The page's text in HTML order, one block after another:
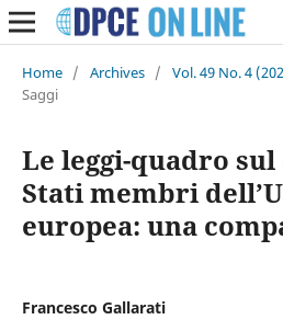
Home / Archives / Vol. 49 No. 4
Saggi
Le leggi-quadro
Stati membri
europea: una
Francesco Gallarati